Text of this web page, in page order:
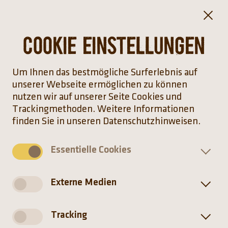
Kosten des Jobtickets und Essensmarken. Dank
Möglichkeit für mobiles Arbeiten kann ich dabei
mein Privatleben gut planen. Es gibt die
Möglichkeit, mit seinen Projekten zu wachsen
und mehr Verantwortung zu übernehmen.
Cookie Einstellungen
Um Ihnen das bestmögliche Surferlebnis auf
unserer Webseite ermöglichen zu können
nutzen wir auf unserer Seite Cookies und
Trackingmethoden. Weitere Informationen
finden Sie in unseren Datenschutzhinweisen.
Essentielle Cookies
Externe Medien
Tracking